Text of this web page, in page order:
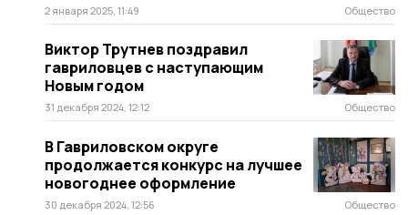
2 января 2025, 11:49 Общество
Виктор Трутнев поздравил
гавриловцев с наступающим
Новым годом
31 декабря 2024, 12:12 Общество
В Гавриловском округе
продолжается конкурс на лучшее
новогоднее оформление
30 декабря 2024, 12:56 Общество